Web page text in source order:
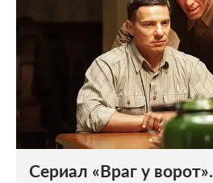
Сериал «Враг у ворот».